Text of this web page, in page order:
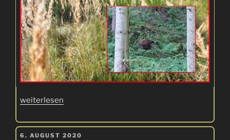
„Doppelt
gehabt…“
weiterlesen
VERÖFFENTLICHT
6. AUGUST 2020